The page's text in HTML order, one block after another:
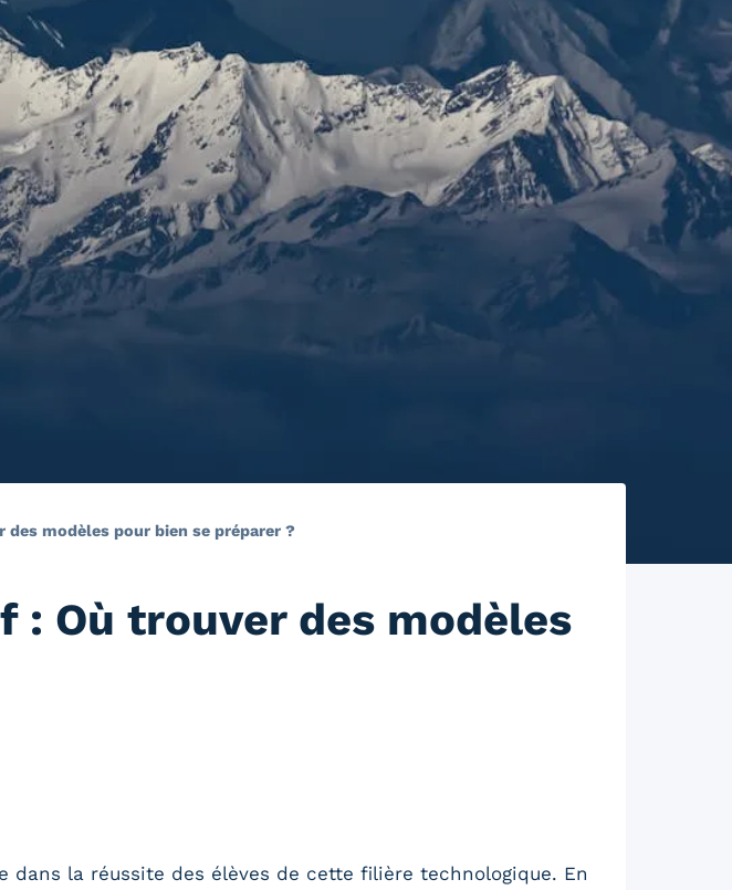
modèles pour bien se préparer ?
: Où trouver des modèles
dans la réussite des élèves de cette filière technologique. En